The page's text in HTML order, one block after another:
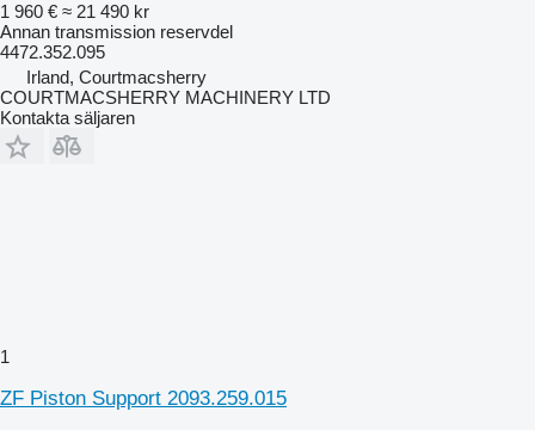
1 960 € ≈ 21 490 kr
Annan transmission reservdel
4472.352.095
Irland, Courtmacsherry
COURTMACSHERRY MACHINERY LTD
Kontakta säljaren
1
ZF Piston Support 2093.259.015